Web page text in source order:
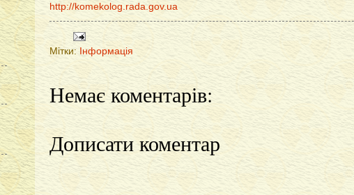
http://komekolog.rada.gov.ua
Мітки: Інформація
Немає коментарів:
Дописати коментар